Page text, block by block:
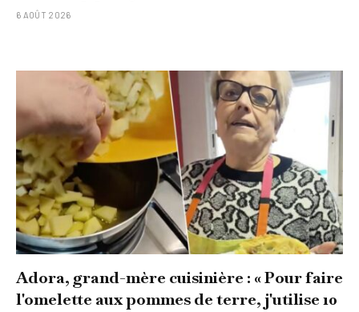
6 AOÛT 2026
Adora, grand-mère cuisinière : « Pour faire
l'omelette aux pommes de terre, j'utilise 10